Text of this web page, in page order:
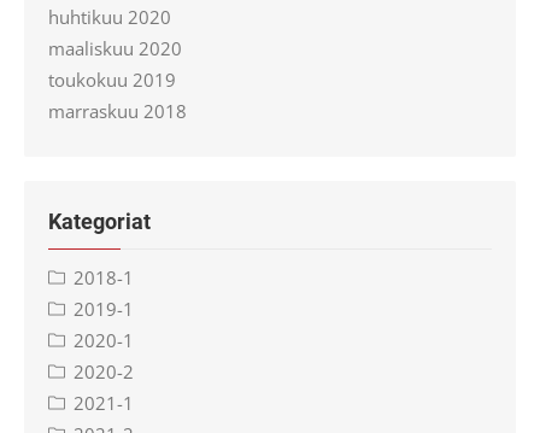
huhtikuu 2020
maaliskuu 2020
toukokuu 2019
marraskuu 2018
Kategoriat
2018-1
2019-1
2020-1
2020-2
2021-1